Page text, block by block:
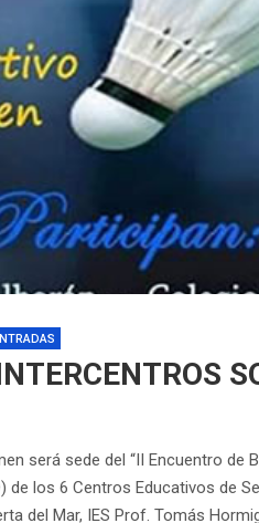
será sede del “II Encuentro de
de los 6 Centros Educativos de
del Mar, IES Prof. Tomás